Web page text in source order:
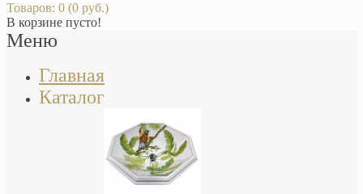
Товаров: 0 (0 руб.)
В корзине пусто!
Меню
Главная
Каталог